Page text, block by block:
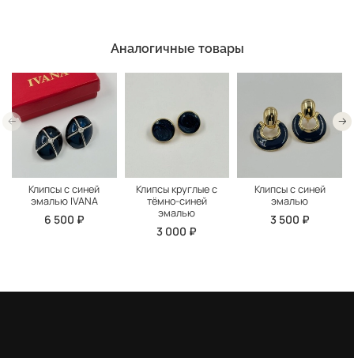
Аналогичные товары
Клипсы с синей
эмалью IVANA
6 500 ₽
Клипсы круглые с
тёмно-синей
эмалью
3 000 ₽
Клипсы с синей
эмалью
3 500 ₽